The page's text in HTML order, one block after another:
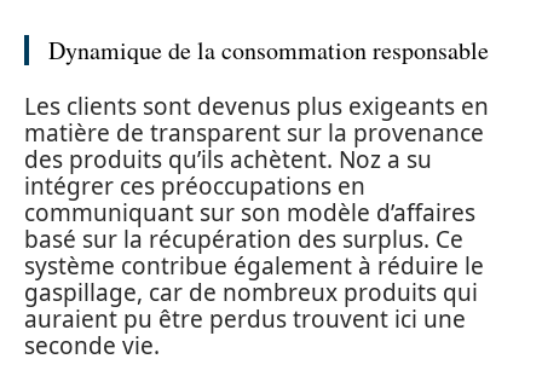
Dynamique de la consommation responsable
Les clients sont devenus plus exigeants en
matière de transparent sur la provenance
des produits qu’ils achètent. Noz a su
intégrer ces préoccupations en
communiquant sur son modèle d’affaires
basé sur la récupération des surplus. Ce
système contribue également à réduire le
gaspillage, car de nombreux produits qui
auraient pu être perdus trouvent ici une
seconde vie.